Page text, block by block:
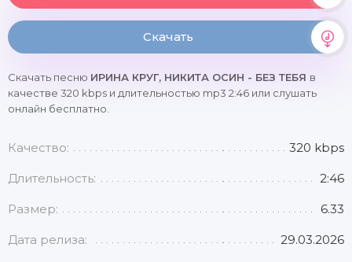
Скачать
Скачать песню ИРИНА КРУГ, НИКИТА ОСИН - БЕЗ ТЕБЯ в
качестве 320 kbps и длительностью mp3 2:46 или слушать
онлайн бесплатно.
Качество: 320 kbps
Длительность: 2:46
Размер: 6.33
Дата релиза: 29.03.2026